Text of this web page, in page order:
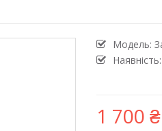
Модель:
1 700 ₴